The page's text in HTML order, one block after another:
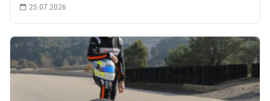
25.07.2026